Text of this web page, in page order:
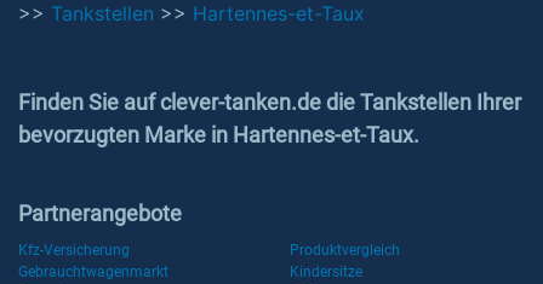
>> Tankstellen >> Hartennes-et-Taux
Finden Sie auf clever-tanken.de die Tankstellen Ihrer
bevorzugten Marke in Hartennes-et-Taux.
Partnerangebote
Kfz-Versicherung
Produktvergleich
Gebrauchtwagenmarkt
Kindersitze